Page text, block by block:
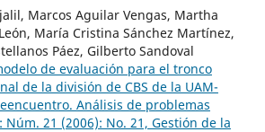
Marcos Aguilar Vengas, Martha
María Cristina Sánchez Martínez,
Páez, Gilberto Sandoval
de evaluación para el tronco
de la división de CBS de la UAM-
Análisis de problemas
21 (2006): No. 21, Gestión de la